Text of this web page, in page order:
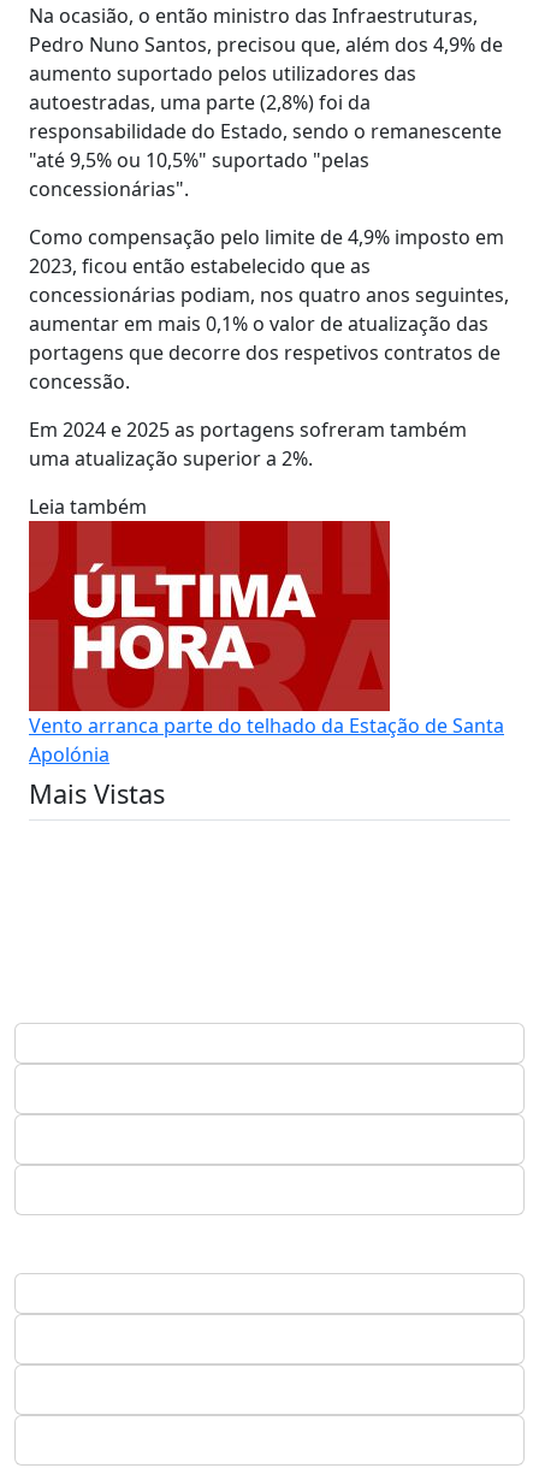
Na ocasião, o então ministro das Infraestruturas,
Pedro Nuno Santos, precisou que, além dos 4,9% de
aumento suportado pelos utilizadores das
autoestradas, uma parte (2,8%) foi da
responsabilidade do Estado, sendo o remanescente
"até 9,5% ou 10,5%" suportado "pelas
concessionárias".
Como compensação pelo limite de 4,9% imposto em
2023, ficou então estabelecido que as
concessionárias podiam, nos quatro anos seguintes,
aumentar em mais 0,1% o valor de atualização das
portagens que decorre dos respetivos contratos de
concessão.
Em 2024 e 2025 as portagens sofreram também
uma atualização superior a 2%.
Leia também
Vento arranca parte do telhado da Estação de Santa
Apolónia
Mais Vistas